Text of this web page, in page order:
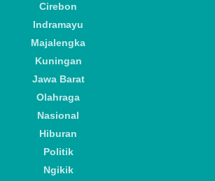
Cirebon
Indramayu
Majalengka
Kuningan
Jawa Barat
Olahraga
Nasional
Hiburan
Politik
Ngikik